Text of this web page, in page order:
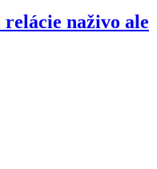
naživo ale